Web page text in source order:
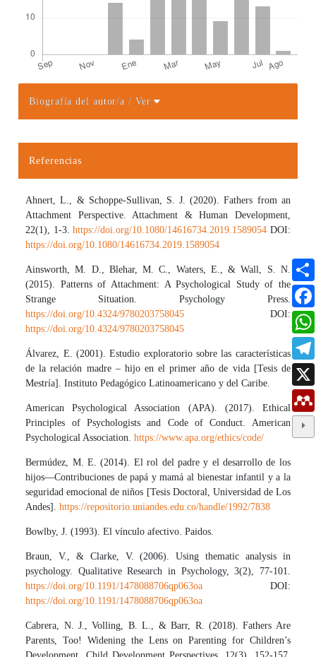
Biografía del autor/a/ Ver
Referencias
Ahnert, L., & Schoppe-Sullivan, S. J. (2020). Fathers from an
Attachment Perspective. Attachment & Human Development,
22(1), 1-3.https://doi.org/10.1080/14616734.2019.1589054 DOI:
https://doi.org/10.1080/14616734.2019.1589054
Ainsworth, M. D., Blehar, M. C., Waters, E., & Wall, S. N.
(2015). Patterns of Attachment: A Psychological Study of the
Strange Situation. Psychology Press.
https://doi.org/10.4324/9780203758045 DOI:
https://doi.org/10.4324/9780203758045
Álvarez, E. (2001). Estudio exploratorio sobre las características
de la relación madre – hijo en el primer año de vida [Tesis de
Mestría]. Instituto Pedagógico Latinoamericano y del Caribe.
American Psychological Association (APA). (2017). Ethical
Principles of Psychologists and Code of Conduct. American
Psychological Association.https://www.apa.org/ethics/code/
Bermúdez, M. E. (2014). El rol del padre y el desarrollo de los
hijos—Contribuciones de papá y mamá al bienestar infantil y a la
seguridad emocional de niños [Tesis Doctoral, Universidad de Los
Andes].https://repositorio.uniandes.edu.co/handle/1992/7838
Bowlby, J. (1993). El vínculo afectivo. Paidos.
Braun, V., & Clarke, V. (2006). Using thematic analysis in
psychology. Qualitative Research in Psychology, 3(2), 77-101.
https://doi.org/10.1191/1478088706qp063oa DOI:
https://doi.org/10.1191/1478088706qp063oa
Cabrera, N. J., Volling, B. L., & Barr, R. (2018). Fathers Are
Parents, Too! Widening the Lens on Parenting for Children’s